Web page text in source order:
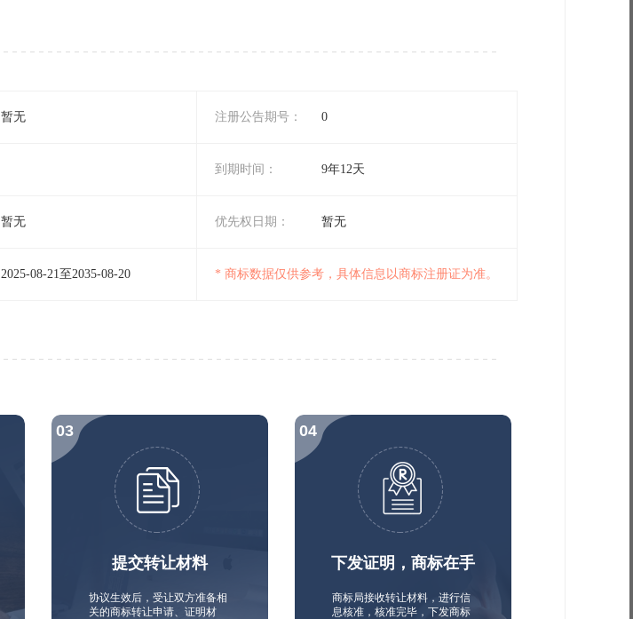
暂无 注册公告期号： 0
到期时间： 9年12天
暂无 优先权日期： 暂无
2025-08-21至2035-08-20 * 商标数据仅供参考，具体信息以商标注册证为准。
提交转让材料
协议生效后，受让双方准备相
关的商标转让申请、证明材
下发证明，商标在手
商标局接收转让材料，进行信
息核准，核准完毕，下发商标